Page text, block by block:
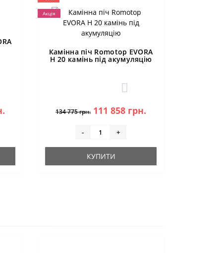
Акція
Камінна піч Romotop EVORA
H 20 камінь під акумуляцію
1
134 775 грн. 111 858 грн.
- +
КУПИТИ